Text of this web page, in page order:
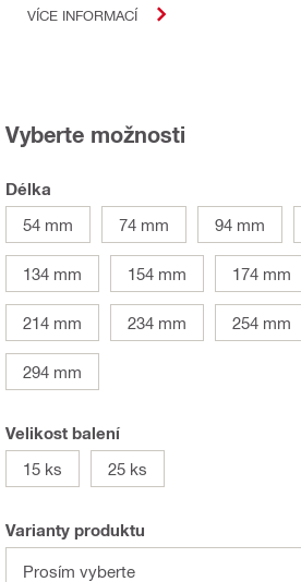
VÍCE INFORMACÍ
Vyberte možnosti
Délka
54 mm
74 mm 94 mm
134 mm 154 mm 174 mm
214 mm 234 mm 254 mm
294 mm
Velikost balení
15 ks
25 ks
Varianty produktu
Prosím vyberte